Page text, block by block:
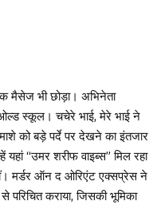
भी छोड़ा। अभिनेता
स्कूल। चचेरे भाई, मेरे भाई ने
को बड़े पर्दे पर देखने का इंतजार
“उमर शरीफ वाइब्स” मिल रहा
मर्डर ऑन द ओरिएंट एक्सप्रेस ने
परिचित कराया, जिसकी भूमिका